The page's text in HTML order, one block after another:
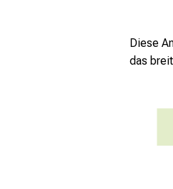
Diese
das